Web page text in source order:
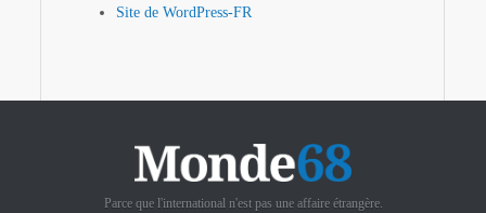
Site de WordPress-FR
Parce que l'international n'est pas une affaire étrangère.